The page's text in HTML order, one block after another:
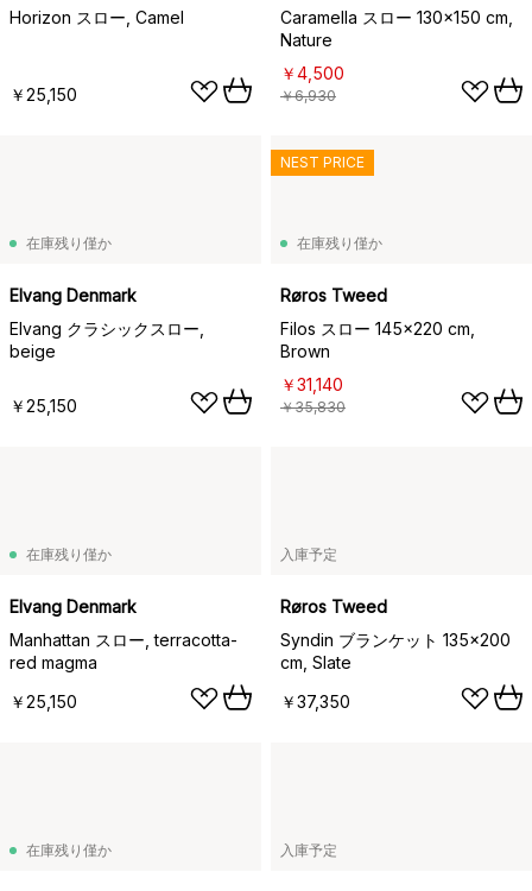
Horizon スロー, Camel
￥25,150
Caramella スロー 130x150 cm,
Nature
￥4,500
￥6,930
在庫残り僅か
Elvang Denmark
Elvang クラシックスロー,
beige
￥25,150
在庫残り僅か
Røros Tweed
Filos スロー 145x220 cm,
Brown
￥31,140
￥35,830
NEST PRICE
在庫残り僅か
Elvang Denmark
Manhattan スロー, terracotta-
red magma
￥25,150
入庫予定
Røros Tweed
Syndin ブランケット 135x200
cm, Slate
￥37,350
在庫残り僅か 入庫予定